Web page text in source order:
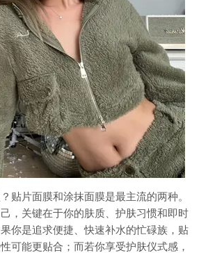
贴片面膜和涂抹面膜是最主流的两种。
，关键在于你的肤质、护肤习惯和即时
你是追求便捷、快速补水的忙碌族，贴
可能更贴合；而若你享受护肤仪式感，